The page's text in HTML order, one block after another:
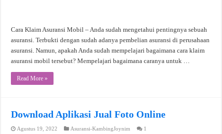
Cara Klaim Asuransi Mobil – Anda sudah mengetahui pentingnya sebuah
asuransi. Terbukti dengan sudah adanya pembelian asuransi di perusahaan
asuransi. Namun, apakah Anda sudah mempelajari bagaimana cara klaim
asuransi mobil tersebut? Mempelajari bagaimana caranya untuk …
Read More »
Download Aplikasi Jual Foto Online
Agustus 19, 2022 Asuransi-KambingJoynim 1